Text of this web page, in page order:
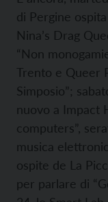
di Pergine
Nina’s Drag
“Non
Trento e Queer
Simposio”;
nuovo a Impact
computers”,
musica
ospite de La
per parlare di